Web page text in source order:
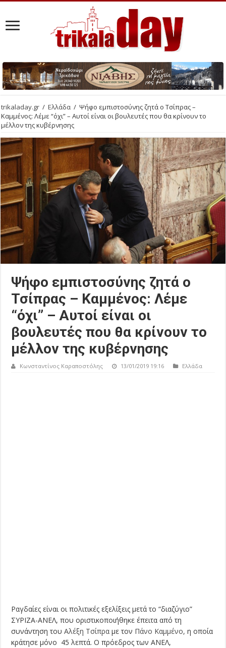
trikaladay.gr / Ελλάδα / Ψήφο εμπιστοσύνης ζητά ο Τσίπρας –
Καμμένος: Λέμε “όχι” – Αυτοί είναι οι βουλευτές που θα κρίνουν το
μέλλον της κυβέρνησης
Ψήφο εμπιστοσύνης ζητά ο
Τσίπρας – Καμμένος: Λέμε
“όχι” – Αυτοί είναι οι
βουλευτές που θα κρίνουν το
μέλλον της κυβέρνησης
Κωνσταντίνος Καραποστόλης 13/01/2019 19:16 Ελλάδα
Ραγδαίες είναι οι πολιτικές εξελίξεις μετά το “διαζύγιο”
ΣΥΡΙΖΑ-ΑΝΕΛ, που οριστικοποιήθηκε έπειτα από τη
συνάντηση τουΑλέξη Τσίπραμε τον Πάνο Καμμένο,η οποία
κράτησε μόνο 45 λεπτά. Ο πρόεδρος των ΑΝΕΛ,